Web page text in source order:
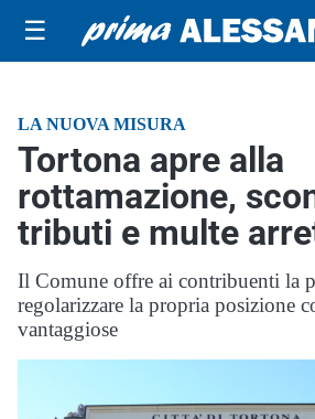
☰
LA NUOVA MISURA
Tortona apre alla
rottamazione,
tributi e multe
Il Comune offre ai contribuenti la
regolarizzare la propria posizione
vantaggiose